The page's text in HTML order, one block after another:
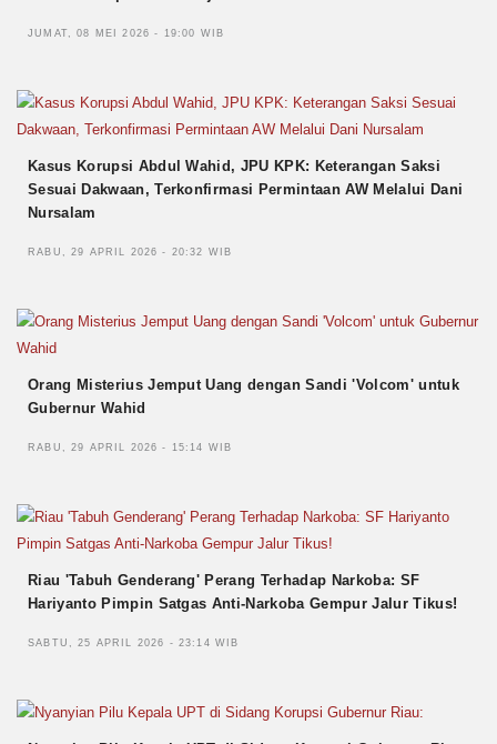
JUMAT, 08 MEI 2026 - 19:00 WIB
Kasus Korupsi Abdul Wahid, JPU KPK: Keterangan Saksi
Sesuai Dakwaan, Terkonfirmasi Permintaan AW Melalui Dani
Nursalam
RABU, 29 APRIL 2026 - 20:32 WIB
Orang Misterius Jemput Uang dengan Sandi 'Volcom' untuk
Gubernur Wahid
RABU, 29 APRIL 2026 - 15:14 WIB
Riau 'Tabuh Genderang' Perang Terhadap Narkoba: SF
Hariyanto Pimpin Satgas Anti-Narkoba Gempur Jalur Tikus!
SABTU, 25 APRIL 2026 - 23:14 WIB